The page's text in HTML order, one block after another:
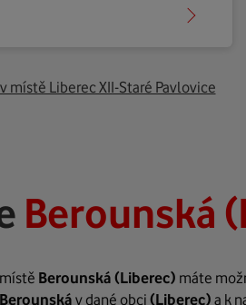
místě Liberec XII-Staré Pavlovice
Berounská
Berounská (Liberec) máte
Berounská v dané obci (Liberec) a k